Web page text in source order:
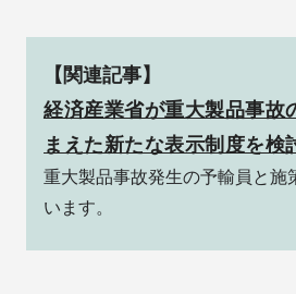
【関連記事】
経済産業省が重大製品事故
まえた新たな表示制度を検
重大製品事故発生の予輸員と施
います。